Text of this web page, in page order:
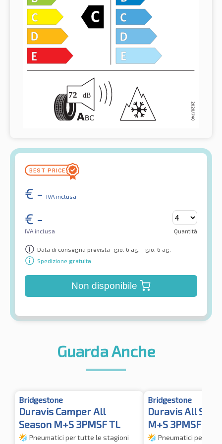
€ - IVA inclusa
€ -
IVA inclusa Quantità
Data di consegna prevista- gio. 6 ag. - gio. 6 ag.
Spedizione gratuita
Non disponibile
Guarda Anche
Bridgestone
Duravis Camper All
Season M+S 3PMSF TL
Pneumatici per tutte le stagioni
Bridgestone
Duravis All
M+S 3PMSF TL
Pneumatici per